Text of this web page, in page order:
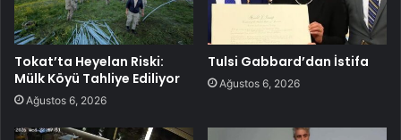
Tokat’ta Heyelan Riski:
Mülk Köyü Tahliye Ediliyor
Ağustos 6, 2026
Tulsi Gabbard’dan İstifa
Ağustos 6, 2026